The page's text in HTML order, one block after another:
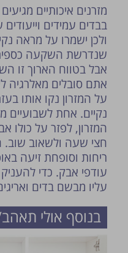
מזרנים איכותיים
בבדים עמידים
ולכן ישמרו על מראה
שנדרשת השקעה
אבל בטווח הארוך זו
אתם סובלים מאלרגיה
על המזרון נקו אותו
נקיים. אחת לשבועיים
המזרון, לפזר על כולו
חצי שעה ולשאוב
ריחות וסופחת זיעה
עודפי אבק. כדי להעניק
עליו מבשם בדים
בנוסף אולי